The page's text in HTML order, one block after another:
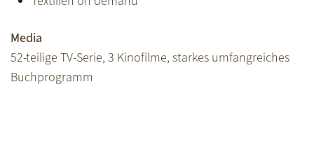
Media
52-teilige TV-Serie, 3 Kinofilme, starkes umfangreiches
Buchprogramm